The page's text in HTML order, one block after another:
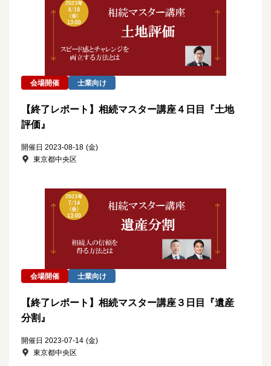
会場開催 士業向け
【終了レポート】相続マスター講座４日目『土地
評価』
開催日 2023-08-18 (金)
東京都中央区
会場開催 士業向け
【終了レポート】相続マスター講座３日目『遺産
分割』
開催日 2023-07-14 (金)
東京都中央区